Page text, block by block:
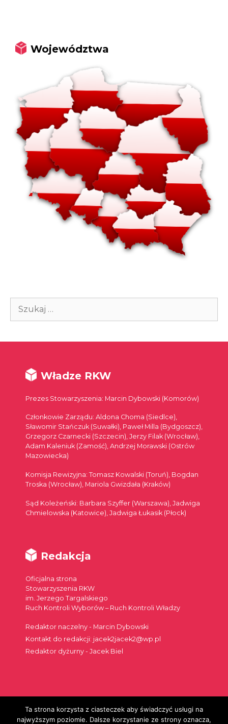
Województwa
Szukaj:
Władze RKW
Prezes Stowarzyszenia: Marcin Dybowski (Komorów)
Członkowie Zarządu: Aldona Choma (Siedlce),
Sławomir Stańczuk (Suwałki), Paweł Milla (Bydgoszcz),
Grzegorz Czarnecki (Szczecin), Jerzy Filak (Wrocław),
Adam Kaleniuk (Zamość), Andrzej Morawski (Ostrów
Mazowiecka)
Komisja Rewizyjna: Tomasz Kowalski (Toruń), Bogdan
Troska (Wrocław), Mariola Gwizdała (Kraków)
Sąd Koleżeński: Barbara Szyffer (Warszawa), Jadwiga
Chmielowska (Katowice), Jadwiga Łukasik (Płock)
Redakcja
Oficjalna strona
Stowarzyszenia RKW
im. Jerzego Targalskiego
Ruch Kontroli Wyborów – Ruch Kontroli Władzy
Redaktor naczelny - Marcin Dybowski
Kontakt do redakcji: jacek2jacek2@wp.pl
Redaktor dyżurny - Jacek Biel
Szukaj:
Ta strona korzysta z ciasteczek aby świadczyć usługi na
najwyższym poziomie. Dalsze korzystanie ze strony oznacza,